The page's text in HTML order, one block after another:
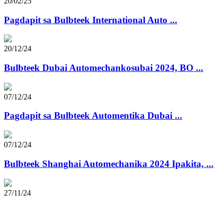
Pagdapit sa Bulbteek International Auto ...
20/12/24
Bulbteek Dubai Automechankosubai 2024, BO ...
07/12/24
Pagdapit sa Bulbteek Automentika Dubai ...
07/12/24
Bulbteek Shanghai Automechanika 2024 Ipakita, ...
27/11/24